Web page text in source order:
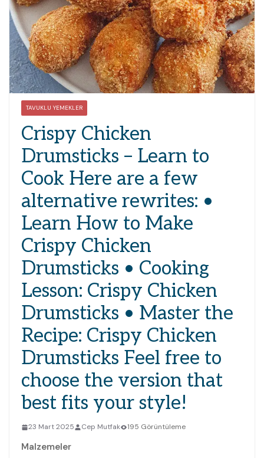
TAVUKLU YEMEKLER
Crispy Chicken
Drumsticks – Learn to
Cook Here are a few
alternative rewrites: •
Learn How to Make
Crispy Chicken
Drumsticks • Cooking
Lesson: Crispy Chicken
Drumsticks • Master the
Recipe: Crispy Chicken
Drumsticks Feel free to
choose the version that
best fits your style!
23 Mart 2025 Cep Mutfak 195 Görüntüleme
Malzemeler